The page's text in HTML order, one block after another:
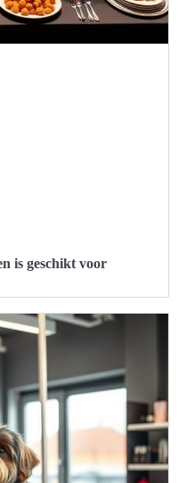
is geschikt voor